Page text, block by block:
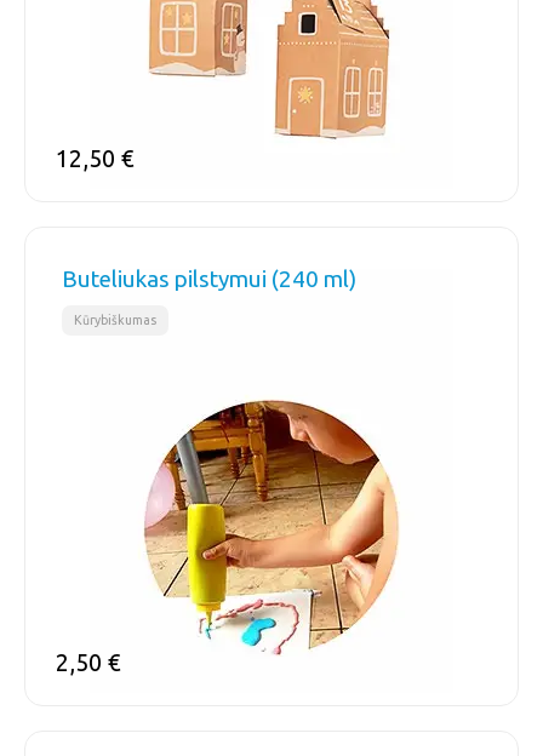
12,50 €
Buteliukas pilstymui (240 ml)
Kūrybiškumas
2,50 €